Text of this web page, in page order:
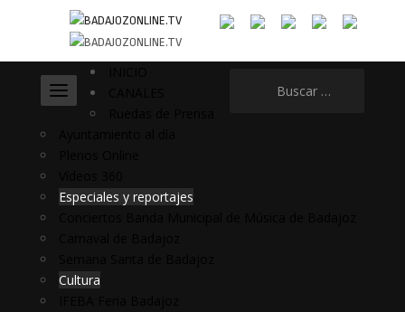
Especiales y reportajes
Cultura